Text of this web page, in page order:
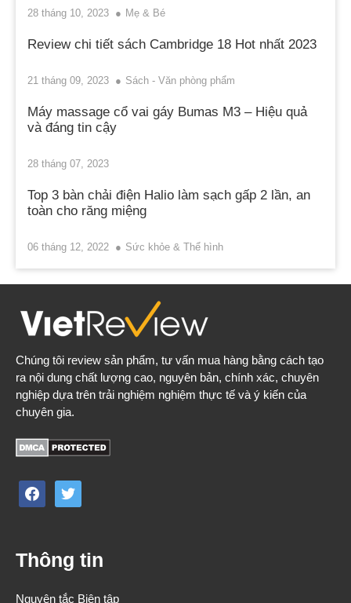
28 tháng 10, 2023 Mẹ & Bé
Review chi tiết sách Cambridge 18 Hot nhất 2023
21 tháng 09, 2023 Sách - Văn phòng phẩm
Máy massage cổ vai gáy Bumas M3 – Hiệu quả
và đáng tin cậy
28 tháng 07, 2023
Top 3 bàn chải điện Halio làm sạch gấp 2 lần, an
toàn cho răng miệng
06 tháng 12, 2022 Sức khỏe & Thể hình
Chúng tôi review sản phẩm, tư vấn mua hàng bằng cách tạo
ra nội dung chất lượng cao, nguyên bản, chính xác, chuyên
nghiệp dựa trên trải nghiệm nghiệm thực tế và ý kiến của
chuyên gia.
facebooktwitter
Thông tin
Nguyên tắc Biên tập